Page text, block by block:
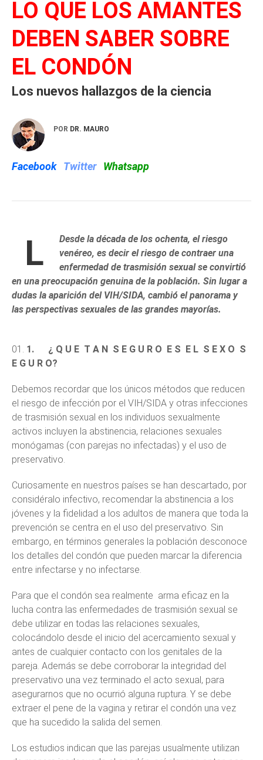
LO QUE LOS AMANTES
DEBEN SABER SOBRE
EL CONDÓN
Los nuevos hallazgos de la ciencia
POR DR. MAURO
Facebook Twitter Whatsapp
L
Desde la década de los ochenta, el riesgo
venéreo, es decir el riesgo de contraer una
enfermedad de trasmisión sexual se convirtió
en una preocupación genuina de la población. Sin lugar a
dudas la aparición del VIH/SIDA, cambió el panorama y
las perspectivas sexuales de las grandes mayorías.
1. ¿ Q U E T A N S E G U R O E S E L S E X O S
E G U R O?
Debemos recordar que los únicos métodos que reducen
el riesgo de infección por el VIH/SIDA y otras infecciones
de trasmisión sexual en los individuos sexualmente
activos incluyen la abstinencia, relaciones sexuales
monógamas (con parejas no infectadas) y el uso de
preservativo.
Curiosamente en nuestros países se han descartado, por
considéralo infectivo, recomendar la abstinencia a los
jóvenes y la fidelidad a los adultos de manera que toda la
prevención se centra en el uso del preservativo. Sin
embargo, en términos generales la población desconoce
los detalles del condón que pueden marcar la diferencia
entre infectarse y no infectarse.
Para que el condón sea realmente arma eficaz en la
lucha contra las enfermedades de trasmisión sexual se
debe utilizar en todas las relaciones sexuales,
colocándolo desde el inicio del acercamiento sexual y
antes de cualquier contacto con los genitales de la
pareja. Además se debe corroborar la integridad del
preservativo una vez terminado el acto sexual, para
asegurarnos que no ocurrió alguna ruptura. Y se debe
extraer el pene de la vagina y retirar el condón una vez
que ha sucedido la salida del semen.
Los estudios indican que las parejas usualmente utilizan